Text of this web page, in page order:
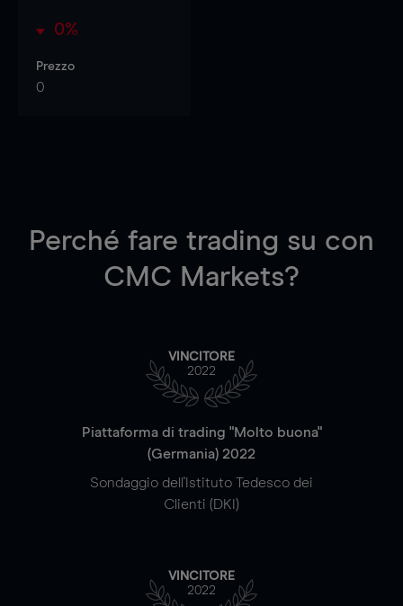
0%
Prezzo
0
Perché fare trading su con
CMC Markets?
VINCITORE
2022
Piattaforma di trading "Molto buona"
(Germania) 2022
Sondaggio dell'Istituto Tedesco dei
Clienti (DKI)
VINCITORE
2022